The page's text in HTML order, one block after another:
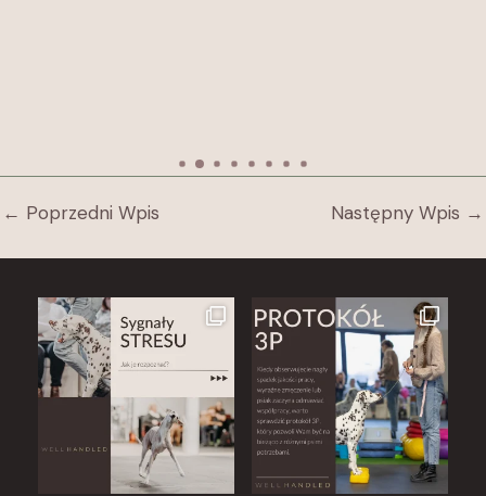
← Poprzedni Wpis Następny Wpis →